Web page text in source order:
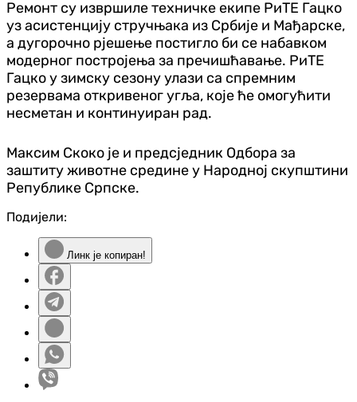
Ремонт су извршиле техничке екипе РиТЕ Гацко
уз асистенцију стручњака из Србије и Мађарске,
а дугорочно рјешење постигло би се набавком
модерног постројења за пречишћавање. РиТЕ
Гацко у зимску сезону улази са спремним
резервама откривеног угља, које ће омогућити
несметан и континуиран рад.
Максим Скоко је и предсједник Одбора за
заштиту животне средине у Народној скупштини
Републике Српске.
Подијели:
Линк је копиран!